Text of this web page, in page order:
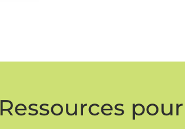
Ressources